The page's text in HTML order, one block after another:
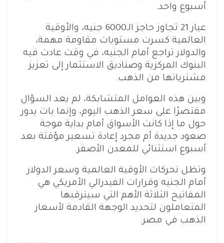
أسبوع واحد.
عيار 21 تجاوز حاجز الـ6000 جنيه، والأوقية
العالمية كسرت مستويات مقاومة مهمة،
والدولار تراجع أمام الجنيه، في وقت عادت فيه
البنوك المركزية وصناديق الاستثمار إلى تعزيز
مشترياتها من الذهب.
وبين هذه العوامل المتشابكة، لم يعد السؤال
مقتصرًا على سعر الذهب اليوم، وإنما بات يدور
حول ما إذا كانت الأسواق أمام بداية موجة
صعود جديدة أم مجرد إعادة تسعير مؤقتة بعد
أسبوع استثنائي للمعدن الأصفر.
وتظل تحركات الأوقية العالمية وسعر الدولار
أمام الجنيه وقرارات الفيدرالي الأمريكي هي
المفاتيح الثلاثة الأهم التي سيترقبها
المتعاملون لتحديد الوجهة القادمة لأسعار
الذهب في مصر.